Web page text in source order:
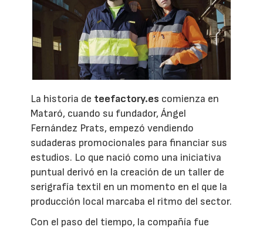
La historia de teefactory.es comienza en
Mataró, cuando su fundador, Ángel
Fernández Prats, empezó vendiendo
sudaderas promocionales para financiar sus
estudios. Lo que nació como una iniciativa
puntual derivó en la creación de un taller de
serigrafía textil en un momento en el que la
producción local marcaba el ritmo del sector.
Con el paso del tiempo, la compañía fue